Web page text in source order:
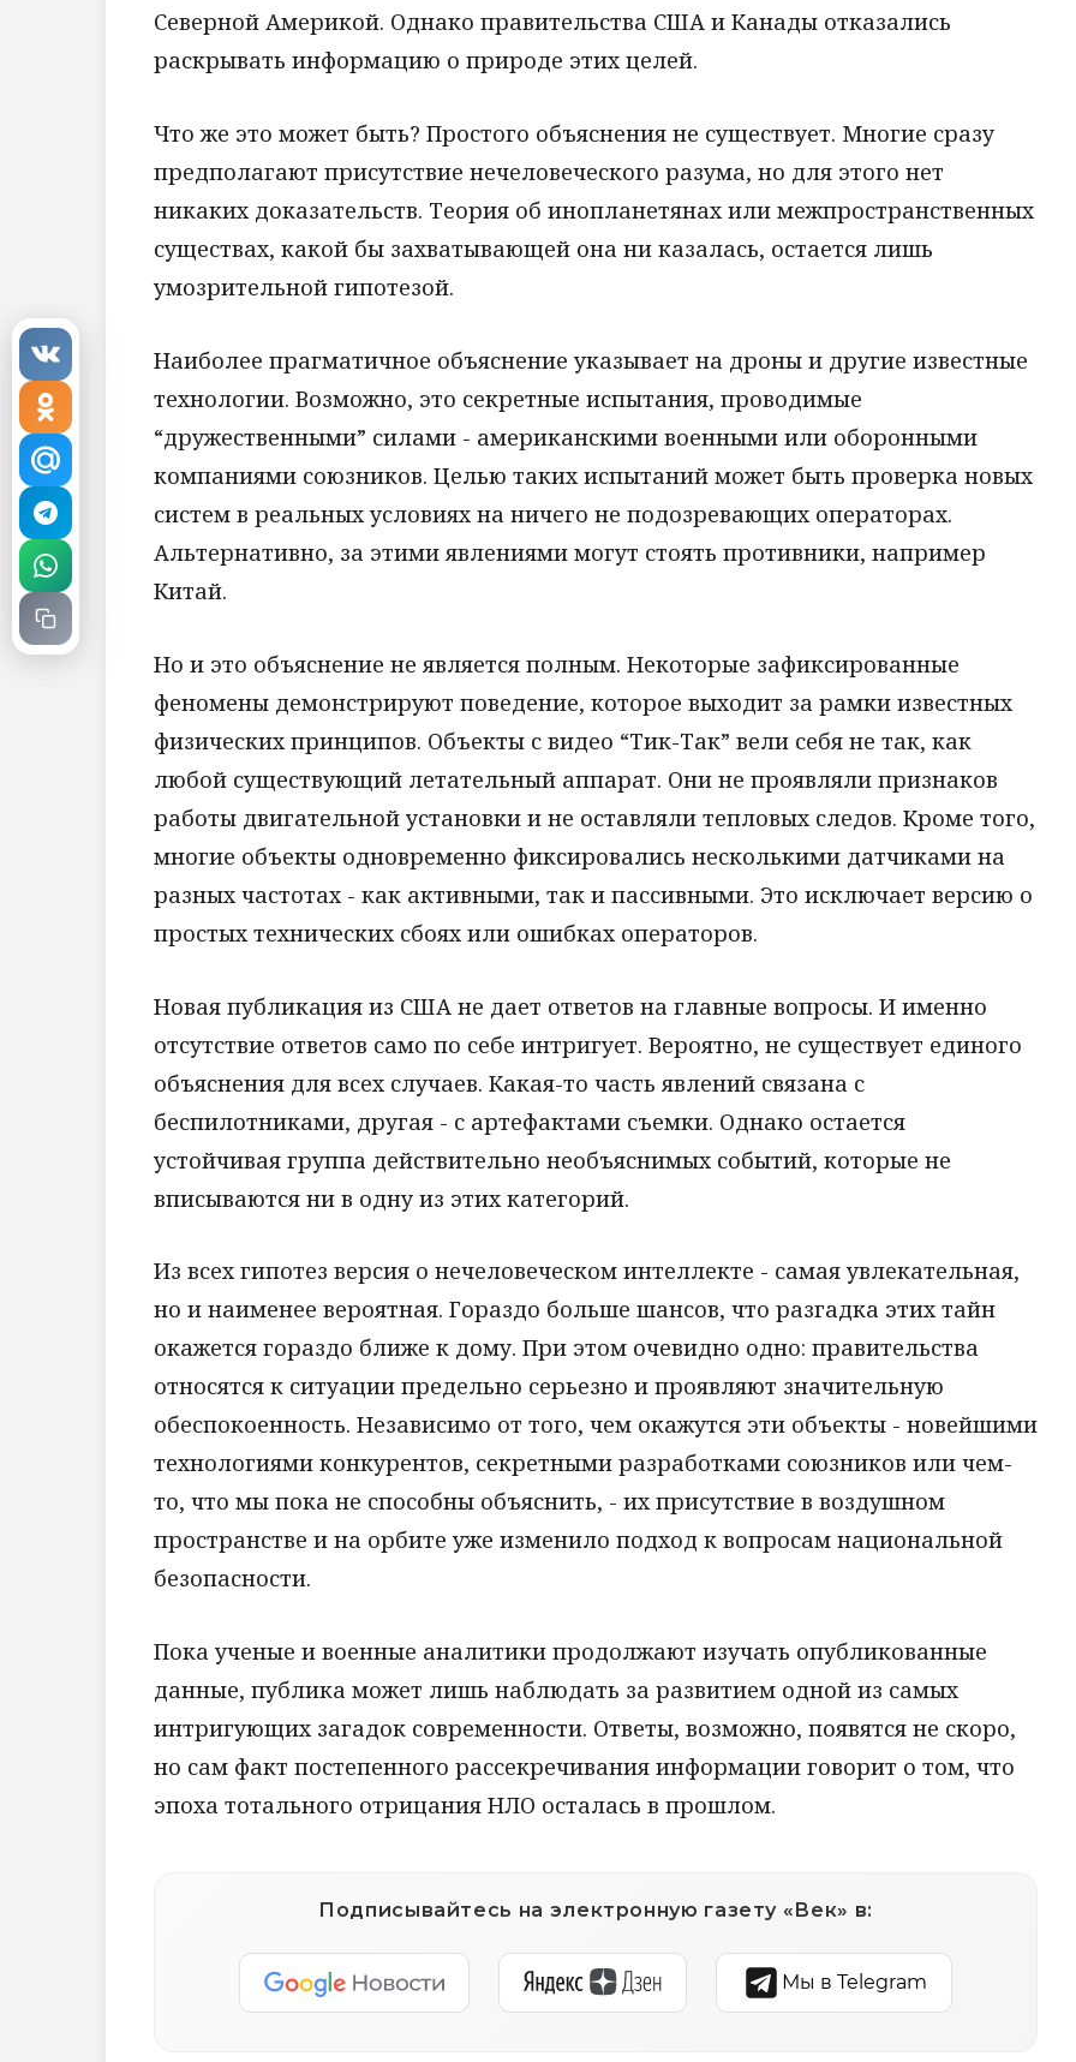
Северной Америкой. Однако правительства США и Канады отказались
раскрывать информацию о природе этих целей.
Что же это может быть? Простого объяснения не существует. Многие сразу
предполагают присутствие нечеловеческого разума, но для этого нет
никаких доказательств. Теория об инопланетянах или межпространственных
существах, какой бы захватывающей она ни казалась, остается лишь
умозрительной гипотезой.
Наиболее прагматичное объяснение указывает на дроны и другие известные
технологии. Возможно, это секретные испытания, проводимые
“дружественными” силами - американскими военными или оборонными
компаниями союзников. Целью таких испытаний может быть проверка новых
систем в реальных условиях на ничего не подозревающих операторах.
Альтернативно, за этими явлениями могут стоять противники, например
Китай.
Но и это объяснение не является полным. Некоторые зафиксированные
феномены демонстрируют поведение, которое выходит за рамки известных
физических принципов. Объекты с видео “Тик-Так” вели себя не так, как
любой существующий летательный аппарат. Они не проявляли признаков
работы двигательной установки и не оставляли тепловых следов. Кроме того,
многие объекты одновременно фиксировались несколькими датчиками на
разных частотах - как активными, так и пассивными. Это исключает версию о
простых технических сбоях или ошибках операторов.
Новая публикация из США не дает ответов на главные вопросы. И именно
отсутствие ответов само по себе интригует. Вероятно, не существует единого
объяснения для всех случаев. Какая-то часть явлений связана с
беспилотниками, другая - с артефактами съемки. Однако остается
устойчивая группа действительно необъяснимых событий, которые не
вписываются ни в одну из этих категорий.
Из всех гипотез версия о нечеловеческом интеллекте - самая увлекательная,
но и наименее вероятная. Гораздо больше шансов, что разгадка этих тайн
окажется гораздо ближе к дому. При этом очевидно одно: правительства
относятся к ситуации предельно серьезно и проявляют значительную
обеспокоенность. Независимо от того, чем окажутся эти объекты - новейшими
технологиями конкурентов, секретными разработками союзников или чем-
то, что мы пока не способны объяснить, - их присутствие в воздушном
пространстве и на орбите уже изменило подход к вопросам национальной
безопасности.
Пока ученые и военные аналитики продолжают изучать опубликованные
данные, публика может лишь наблюдать за развитием одной из самых
интригующих загадок современности. Ответы, возможно, появятся не скоро,
но сам факт постепенного рассекречивания информации говорит о том, что
эпоха тотального отрицания НЛО осталась в прошлом.
Подписывайтесь на электронную газету «Век» в:
Мы в Telegram